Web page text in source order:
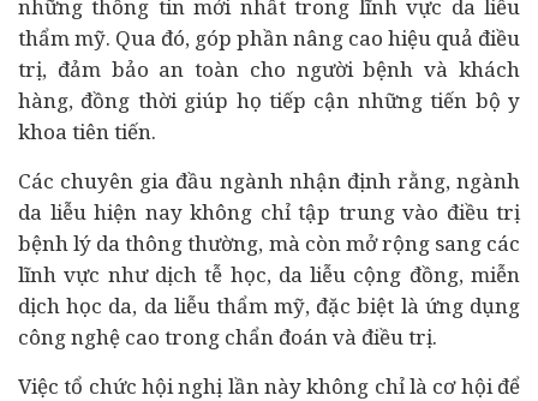
những thông tin mới nhất trong lĩnh vực da liễu
thẩm mỹ. Qua đó, góp phần nâng cao hiệu quả điều
trị, đảm bảo an toàn cho người bệnh và khách
hàng, đồng thời giúp họ tiếp cận những tiến bộ y
khoa tiên tiến.
Các chuyên gia đầu ngành nhận định rằng, ngành
da liễu hiện nay không chỉ tập trung vào điều trị
bệnh lý da thông thường, mà còn mở rộng sang các
lĩnh vực như dịch tễ học, da liễu cộng đồng, miễn
dịch học da, da liễu thẩm mỹ, đặc biệt là ứng dụng
công nghệ cao trong chẩn đoán và điều trị.
Việc tổ chức hội nghị lần này không chỉ là cơ hội để